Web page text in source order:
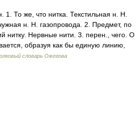
То же, что нитка. Текстильная н. Н.
н. Н. газопровода. 2. Предмет, по
Нервные нити. 3. перен., чего. О
образуя как бы единую линию,
словарь Ожегова